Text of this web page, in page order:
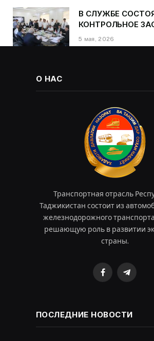
В СЛУЖБЕ
КОНТРОЛЬНОЕ
5 мая, 2026
О НАС
Транспортная отрасль
Таджикистан состоит из
железнодорожного
решающую роль в развитии
страны.
FacebookTelegram
ПОСЛЕДНИЕ НОВОСТИ